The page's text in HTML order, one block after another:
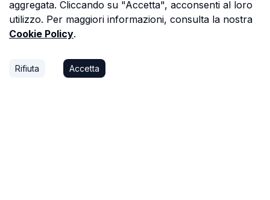
aggregata. Cliccando su "Accetta", acconsenti al loro
utilizzo. Per maggiori informazioni, consulta la nostra
Cookie Policy.
Rifiuta Accetta